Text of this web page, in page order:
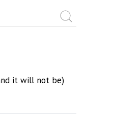
it will not be)